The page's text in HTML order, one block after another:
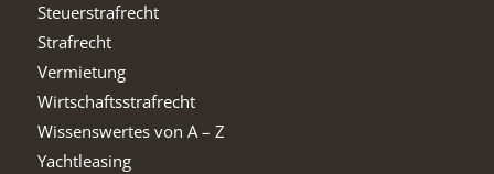
Steuerstrafrecht
Strafrecht
Vermietung
Wirtschaftsstrafrecht
Wissenswertes von A – Z
Yachtleasing